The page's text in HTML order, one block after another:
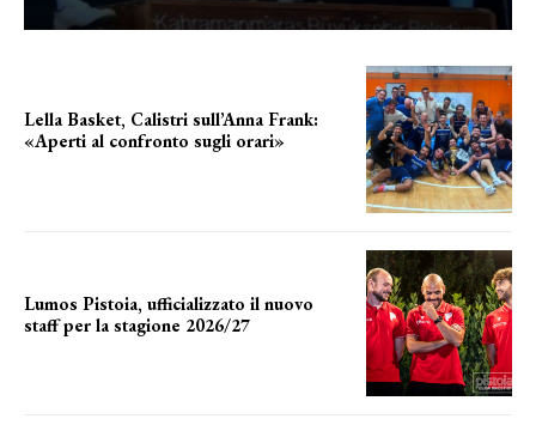
Lella Basket, Calistri sull’Anna Frank:
«Aperti al confronto sugli orari»
Lumos Pistoia, ufficializzato il nuovo
staff per la stagione 2026/27